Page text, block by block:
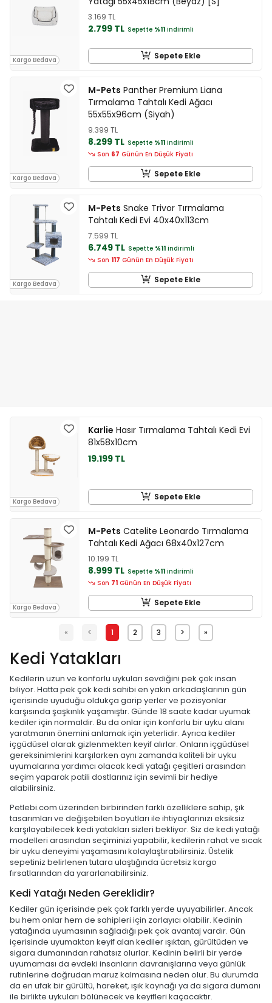
Kargo Bedava
3.169 TL
2.799 TL Sepette %11 indirimli
Sepete Ekle
Kargo Bedava
M-Pets Panther Premium Liana
Tırmalama Tahtalı Kedi Ağacı
55x55x96cm (Siyah)
9.399 TL
8.299 TL Sepette %11 indirimli
Son 67 Günün En Düşük Fiyatı
Sepete Ekle
Kargo Bedava
M-Pets Snake Trivor Tırmalama
Tahtalı Kedi Evi 40x40x113cm
7.599 TL
6.749 TL Sepette %11 indirimli
Son 117 Günün En Düşük Fiyatı
Sepete Ekle
Kargo Bedava
Karlie Hasır Tırmalama Tahtalı Kedi Evi
81x58x10cm
19.199 TL
Sepete Ekle
Kargo Bedava
M-Pets Catelite Leonardo Tırmalama
Tahtalı Kedi Ağacı 68x40x127cm
10.199 TL
8.999 TL Sepette %11 indirimli
Son 71 Günün En Düşük Fiyatı
Sepete Ekle
« < 1 2 3 > »
Kedi Yatakları
Kedilerin uzun ve konforlu uykuları sevdiğini pek çok insan
biliyor. Hatta pek çok kedi sahibi en yakın arkadaşlarının gün
içerisinde uyuduğu oldukça garip yerler ve pozisyonlar
karşısında şaşkınlık yaşamıştır. Günde 18 saate kadar uyumak
kediler için normaldir. Bu da onlar için konforlu bir uyku alanı
yaratmanın önemini anlamak için yeterlidir. Ayrıca kediler
içgüdüsel olarak gizlenmekten keyif alırlar. Onların içgüdüsel
gereksinimlerini karşılarken aynı zamanda kaliteli bir uyku
uyumalarına yardımcı olacak kedi yatağı çeşitleri arasından
seçim yaparak patili dostlarınız için sevimli bir hediye
alabilirsiniz.
Petlebi.com üzerinden birbirinden farklı özelliklere sahip, şık
tasarımları ve değişebilen boyutları ile ihtiyaçlarınızı eksiksiz
karşılayabilecek kedi yatakları sizleri bekliyor. Siz de kedi yatağı
modelleri arasından seçiminizi yapabilir, kedilerin rahat ve sıcak
bir uyku deneyimi yaşamasını kolaylaştırabilirsiniz. Üstelik
sepetiniz belirlenen tutara ulaştığında ücretsiz kargo
fırsatlarından da yararlanabilirsiniz.
Kedi Yatağı Neden Gereklidir?
Kediler gün içerisinde pek çok farklı yerde uyuyabilirler. Ancak
bu hem onlar hem de sahipleri için zorlayıcı olabilir. Kedinin
yatağında uyumasının sağladığı pek çok avantaj vardır. Gün
içerisinde uyumaktan keyif alan kediler ışıktan, gürültüden ve
sigara dumanından rahatsız olurlar. Kedinin belirli bir yerde
uyumaması da evdeki insanların davranışlarına veya günlük
rutinlerine doğrudan maruz kalmasına neden olur. Bu durumda
da en ufak bir gürültü, hareket, ışık kaynağı ya da sigara dumanı
ile birlikte uykuları bölünecek ve keyifleri kaçacaktır.